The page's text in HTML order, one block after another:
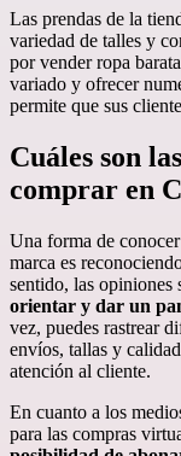
Las prendas de la
variedad de talles y
por vender ropa
variado y ofrecer
permite que sus
Cuáles son
comprar en
Una forma de
marca es
sentido, las
orientar y dar un
vez, puedes rastrear
envíos, tallas y
atención al cliente.
En cuanto a los
para las compras